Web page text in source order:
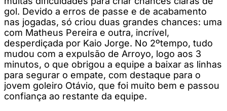
gol. Devido a erros de passe e de acabamento
nas jogadas, só criou duas grandes chances: uma
com Matheus Pereira e outra, incrível,
desperdiçada por Kaio Jorge. No 2ºtempo, tudo
mudou com a expulsão de Arroyo, logo aos 3
minutos, o que obrigou a equipe a baixar as linhas
para segurar o empate, com destaque para o
jovem goleiro Otávio, que foi muito bem e passou
confiança ao restante da equipe.